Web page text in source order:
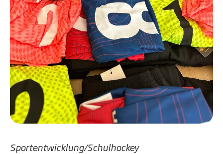
Sportentwicklung/Schulhockey